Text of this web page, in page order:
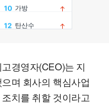
경영자(CEO)는 지
며 회사의 핵심사업
치를 취할 것이라고